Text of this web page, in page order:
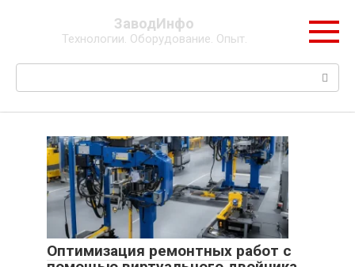
ЗаводИнфо
Технологии. Оборудование. Опыт.
Поиск:
Оптимизация ремонтных работ с